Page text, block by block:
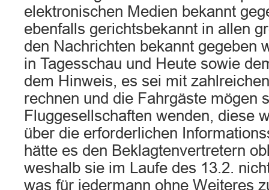
elektronischen Medien bekannt
ebenfalls gerichtsbekannt in allen
den Nachrichten bekannt gegeben
in Tagesschau und Heute sowie
dem Hinweis, es sei mit
rechnen und die Fahrgäste mögen
Fluggesellschaften wenden, diese
über die erforderlichen
hätte es den Beklagtenvertretern
weshalb sie im Laufe des 13.2.
was für jedermann ohne Weiteres